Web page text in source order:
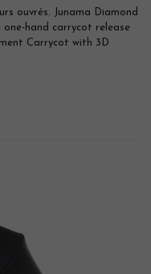
ouvrés. Junama Diamond
hand carrycot release
Carrycot with 3D